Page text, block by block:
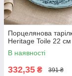
Порцелянова
Heritage Toile 22 см
В наявності
332,35 ₴ 391 ₴